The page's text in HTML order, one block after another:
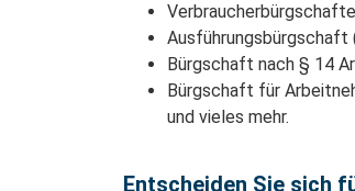
Ausführungsbürgschaft
Bürgschaft nach § 14
Bürgschaft für
und vieles mehr.
Entscheiden Sie sich